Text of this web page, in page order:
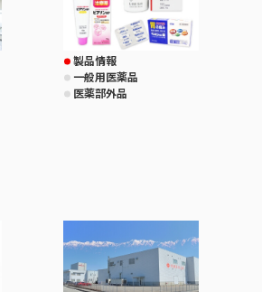
製品情報
一般用医薬品
医薬部外品